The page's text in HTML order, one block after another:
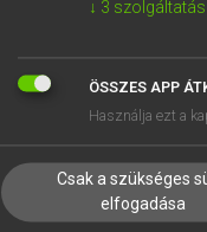
EGYÉNI FELHASZNÁLÓKNAK
TANULÓKNAK
VÁLLALATI MEGOLDÁSOK
↓ 3 szolgáltatás
ÖSSZES APP
Használja ezt a
Csak a szükséges
elfogadása